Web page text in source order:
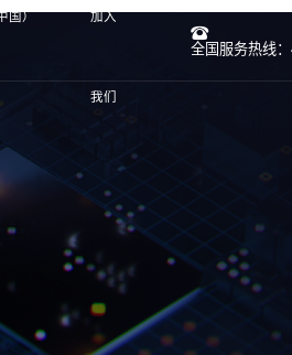
国） 加入
我们
全国服务热线